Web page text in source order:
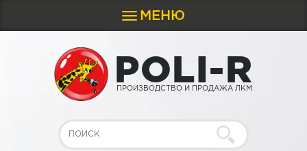
Toggle
navigation
МЕНЮ
POLI-R
ПРОИЗВОДСТВО И ПРОДАЖА ЛКМ